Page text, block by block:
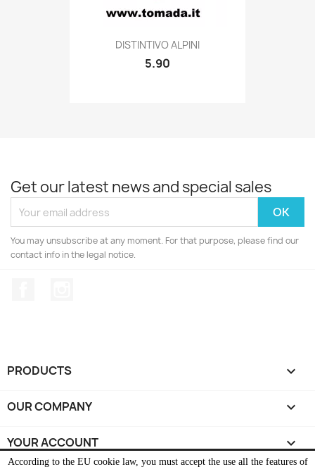
According to the EU cookie law, you must accept the use all the features of
Quick view
DISTINTIVO ALPINI
5.90
Get our latest news and special sales
You may unsubscribe at any moment. For that purpose, please find our
contact info in the legal notice.
PRODUCTS 
OUR COMPANY 
YOUR ACCOUNT 